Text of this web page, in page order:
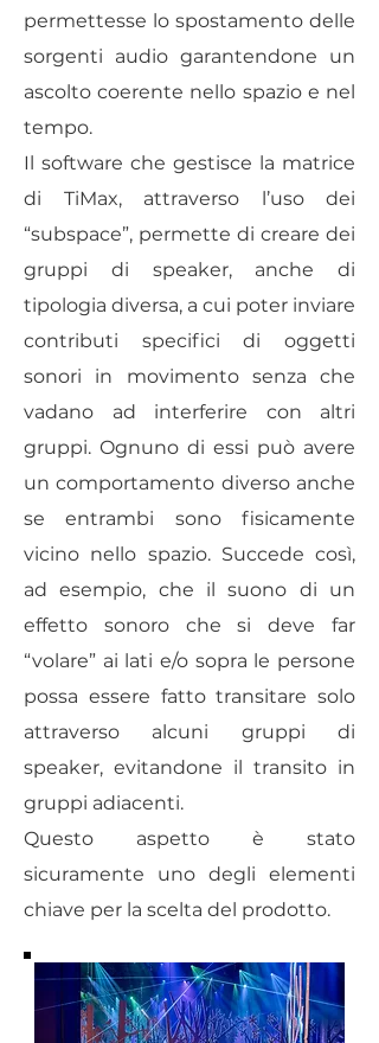
permettesse lo spostamento delle
sorgenti audio garantendone un
ascolto coerente nello spazio e nel
tempo.
Il software che gestisce la matrice
di TiMax, attraverso l’uso dei
“subspace”, permette di creare dei
gruppi di speaker, anche di
tipologia diversa, a cui poter inviare
contributi specifici di oggetti
sonori in movimento senza che
vadano ad interferire con altri
gruppi. Ognuno di essi può avere
un comportamento diverso anche
se entrambi sono fisicamente
vicino nello spazio. Succede così,
ad esempio, che il suono di un
effetto sonoro che si deve far
“volare” ai lati e/o sopra le persone
possa essere fatto transitare solo
attraverso alcuni gruppi di
speaker, evitandone il transito in
gruppi adiacenti.
Questo aspetto è stato
sicuramente uno degli elementi
chiave per la scelta del prodotto.